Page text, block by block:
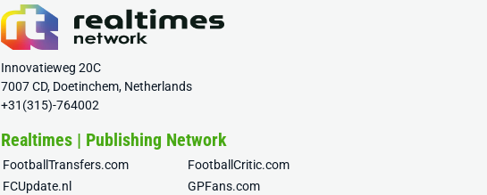
Innovatieweg 20C
7007 CD, Doetinchem, Netherlands
+31(315)-764002
Realtimes | Publishing Network
FootballTransfers.com
FootballCritic.com
FCUpdate.nl
GPFans.com